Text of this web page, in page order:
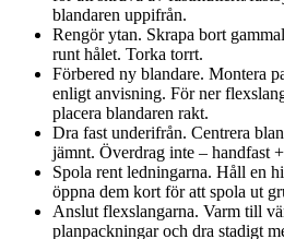
blandaren uppifrån.
Rengör ytan. Skrapa bort
runt hålet. Torka torrt.
Förbered ny blandare. Montera
enligt anvisning. För ner
placera blandaren rakt.
Dra fast underifrån. Centrera
jämnt. Överdrag inte – handfast
Spola rent ledningarna. Håll en
öppna dem kort för att spola ut
Anslut flexslangarna. Varm till
planpackningar och dra stadigt